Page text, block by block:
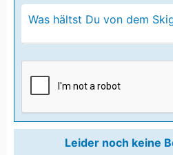
Leider noch keine